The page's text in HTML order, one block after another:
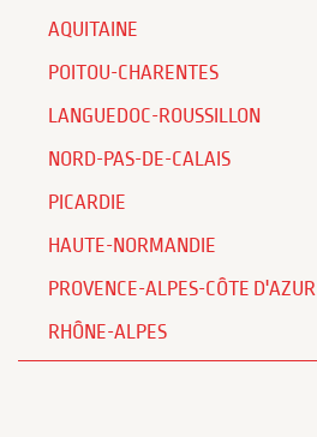
AQUITAINE
POITOU-CHARENTES
LANGUEDOC-ROUSSILLON
NORD-PAS-DE-CALAIS
PICARDIE
HAUTE-NORMANDIE
PROVENCE-ALPES-CÔTE D'AZUR
RHÔNE-ALPES